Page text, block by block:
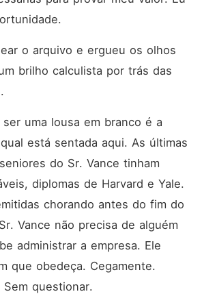
o arquivo e ergueu os olhos
brilho calculista por trás das
uma lousa em branco é a
está sentada aqui. As últimas
do Sr. Vance tinham
diplomas de Harvard e Yale.
chorando antes do fim do
Vance não precisa de alguém
administrar a empresa. Ele
que obedeça. Cegamente.
questionar.